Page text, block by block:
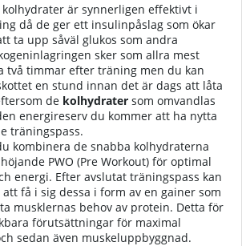
är synnerligen effektivt i
då de ger ett insulinpåslag som ökar
ta upp såväl glukos som andra
sker som allra mest
två timmar efter träning men du kan
en stund innan det är dags att låta
de kolhydrater som omvandlas
energireserv du kommer att ha nytta
träningspass.
kombinera de snabba kolhydraterna
PWO (Pre Workout) för optimal
energi. Efter avslutat träningspass kan
få i sig dessa i form av en gainer som
musklernas behov av protein. Detta för
förutsättningar för maximal
sedan även muskeluppbyggnad.